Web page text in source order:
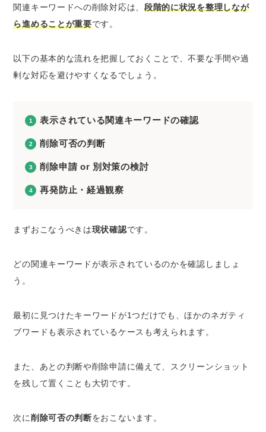
関連キーワードへの削除対応は、 段階的に状況を整理しなが
ら進めることが重要です。
以下の基本的な流れを把握しておくことで、不要な手間や過
剰な対応を避けやすくなるでしょう。
表示されている関連キーワードの確認
削除可否の判断
削除申請 or 別対策の検討
再発防止・経過観察
まずおこなうべきは現状確認です。
どの関連キーワードが表示されているのかを確認しましょ
う。
最初に見つけたキーワードが1つだけでも、ほかのネガティ
ブワードも表示されているケースも考えられます。
また、あとの判断や削除申請に備えて、スクリーンショット
を残して置くことも大切です。
次に削除可否の判断をおこないます。